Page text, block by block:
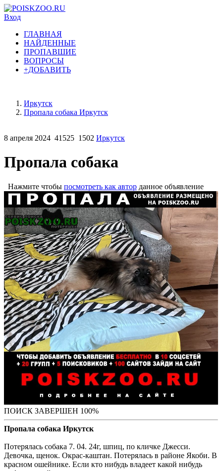
Вход
ГЛАВНАЯ
НАЙДЕННЫЕ
ПРОПАВШИЕ
ВОПРОСЫ
+ДОБАВИТЬ
Иркутск
Пропала собака Иркутск
8 апреля 2024 41525 1502 Иркутск
Пропала собака
Нажмите чтобы посмотреть как автор данное объявление
ПОИСК ЗАВЕРШЕН 100%
Пропала собака Иркутск
Потерялась собака 7. 04. 24г, шпиц, по кличке Джесси.
Девочка, щенок. Окрас-каштан. Потерялась в районе Якоби. В
красном ошейнике. Если кто нибудь владеет какой нибудь